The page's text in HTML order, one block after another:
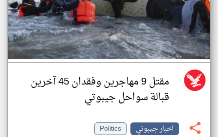
مقتل 9 مهاجرين وفقدان 45 آخرين
قبالة سواحل جيبوتي
اخبار جيبوتي
Politics